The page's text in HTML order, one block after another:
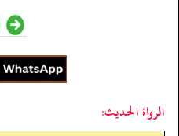
الرواة الحديث: